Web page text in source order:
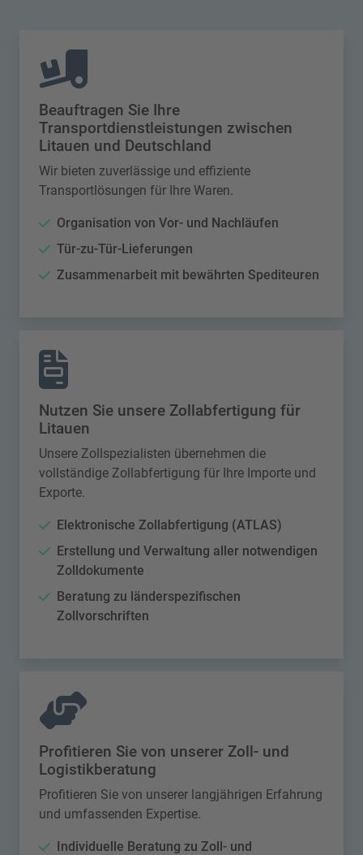
Beauftragen Sie Ihre
Transportdienstleistungen zwischen
Litauen und Deutschland
Wir bieten zuverlässige und effiziente
Transportlösungen für Ihre Waren.
Organisation von Vor- und Nachläufen
Tür-zu-Tür-Lieferungen
Zusammenarbeit mit bewährten Spediteuren
Nutzen Sie unsere Zollabfertigung für
Litauen
Unsere Zollspezialisten übernehmen die
vollständige Zollabfertigung für Ihre Importe und
Exporte.
Elektronische Zollabfertigung (ATLAS)
Erstellung und Verwaltung aller notwendigen
Zolldokumente
Beratung zu länderspezifischen
Zollvorschriften
Profitieren Sie von unserer Zoll- und
Logistikberatung
Profitieren Sie von unserer langjährigen Erfahrung
und umfassenden Expertise.
Individuelle Beratung zu Zoll- und